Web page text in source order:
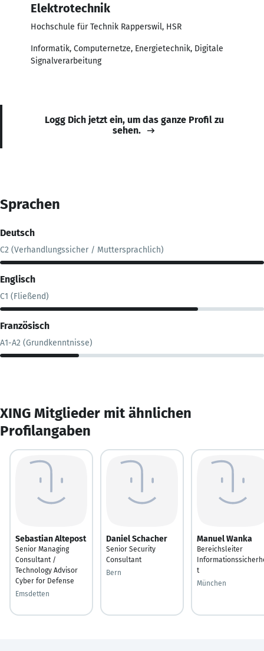
Elektrotechnik
Hochschule für Technik Rapperswil, HSR
Informatik, Computernetze, Energietechnik, Digitale
Signalverarbeitung
Logg Dich jetzt ein, um das ganze Profil zu
sehen.
Sprachen
Deutsch
C2 (Verhandlungssicher / Muttersprachlich)
Englisch
C1 (Fließend)
Französisch
A1-A2 (Grundkenntnisse)
XING Mitglieder mit ähnlichen
Profilangaben
Sebastian Altepost
Senior Managing
Consultant /
Technology Advisor
Cyber for Defense
Emsdetten
Daniel Schacher
Senior Security
Consultant
Bern
Manuel Wanka
Bereichsleiter
t
München